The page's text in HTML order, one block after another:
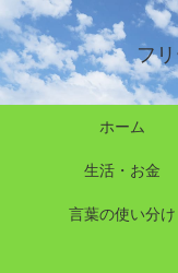
フ
ホーム
生活・お金
言葉の使い分け